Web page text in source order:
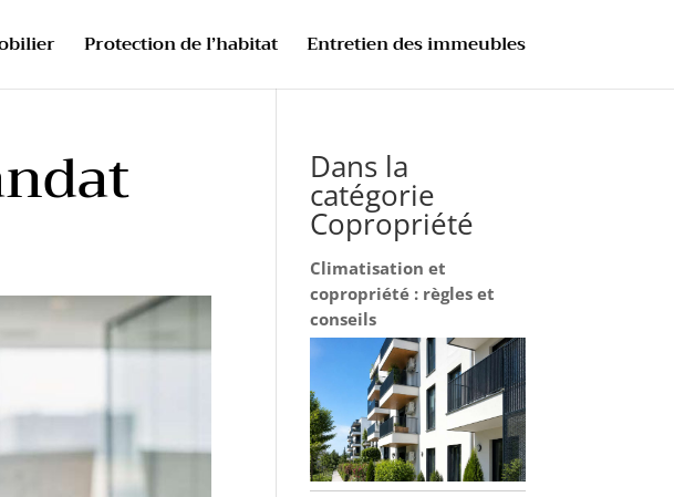
Protection de l’habitat Entretien des immeubles
Dans la
catégorie
Copropriété
Climatisation et
copropriété : règles et
conseils